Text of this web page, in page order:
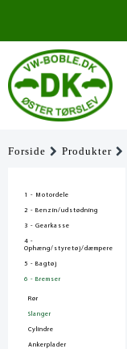
Forside Produkter
1 - Motordele
2 - Benzin/udstødning
3 - Gearkasse
4 -
Ophæng/styretøj/dæmpere
5 - Bagtøj
6 - Bremser
Rør
Slanger
Cylindre
Ankerplader